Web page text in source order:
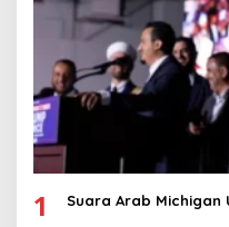
1 Suara Arab Michigan